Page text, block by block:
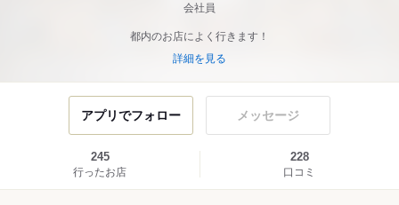
会社員
都内のお店によく行きます！
詳細を見る
アプリでフォロー メッセージ
245
行ったお店
228
口コミ